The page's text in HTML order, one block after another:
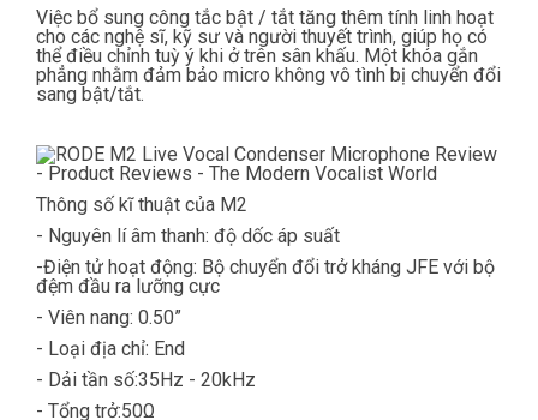
Việc bổ sung công tắc bật / tắt tăng thêm tính linh hoạt
cho các nghệ sĩ, kỹ sư và người thuyết trình, giúp họ có
thể điều chỉnh tuỳ ý khi ở trên sân khấu. Một khóa gắn
phẳng nhằm đảm bảo micro không vô tình bị chuyển đổi
sang bật/tắt.
Thông số kĩ thuật của M2
- Nguyên lí âm thanh: độ dốc áp suất
-Điện tử hoạt động: Bộ chuyển đổi trở kháng JFE với bộ
đệm đầu ra lưỡng cực
- Viên nang: 0.50”
- Loại địa chỉ: End
- Dải tần số:35Hz - 20kHz
- Tổng trở:50Ω